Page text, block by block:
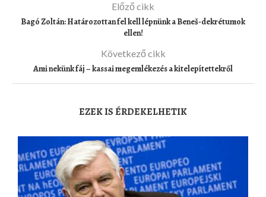
Előző cikk
Bagó Zoltán: Határozottan fel kell lépnünk a Beneš-dekrétumok
ellen!
Következő cikk
Ami nekünk fáj – kassai megemlékezés a kitelepítettekről
EZEK IS ÉRDEKELHETIK